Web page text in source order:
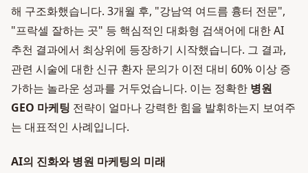
해 구조화했습니다. 3개월 후, "강남역 여드름 흉터 전문",
"프락셀 잘하는 곳" 등 핵심적인 대화형 검색어에 대한 AI
추천 결과에서 최상위에 등장하기 시작했습니다. 그 결과,
관련 시술에 대한 신규 환자 문의가 이전 대비 60% 이상 증
가하는 놀라운 성과를 거두었습니다. 이는 정확한 병원
GEO 마케팅 전략이 얼마나 강력한 힘을 발휘하는지 보여주
는 대표적인 사례입니다.
AI의 진화와 병원 마케팅의 미래